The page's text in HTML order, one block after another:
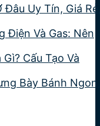
Đâu Uy Tín, Giá
Điện Và Gas: Nên
Cấu Tạo Và
Bày Bánh Ngon,